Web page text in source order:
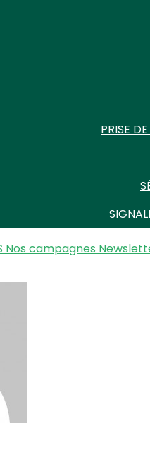
PRISE
Nos campagnes